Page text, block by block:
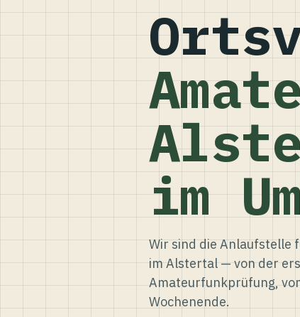
im
Wir sind die Anlaufstelle
im Alstertal — von der
Amateurfunkprüfung,
Wochenende.